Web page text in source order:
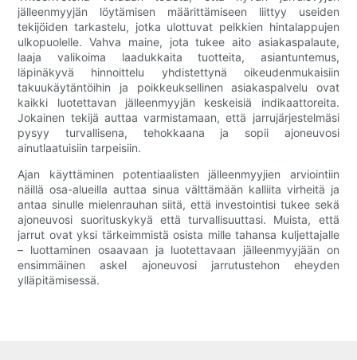
jälleenmyyjän löytämisen määrittämiseen liittyy useiden
tekijöiden tarkastelu, jotka ulottuvat pelkkien hintalappujen
ulkopuolelle. Vahva maine, jota tukee aito asiakaspalaute,
laaja valikoima laadukkaita tuotteita, asiantuntemus,
läpinäkyvä hinnoittelu yhdistettynä oikeudenmukaisiin
takuukäytäntöihin ja poikkeuksellinen asiakaspalvelu ovat
kaikki luotettavan jälleenmyyjän keskeisiä indikaattoreita.
Jokainen tekijä auttaa varmistamaan, että jarrujärjestelmäsi
pysyy turvallisena, tehokkaana ja sopii ajoneuvosi
ainutlaatuisiin tarpeisiin.
Ajan käyttäminen potentiaalisten jälleenmyyjien arviointiin
näillä osa-alueilla auttaa sinua välttämään kalliita virheitä ja
antaa sinulle mielenrauhan siitä, että investointisi tukee sekä
ajoneuvosi suorituskykyä että turvallisuuttasi. Muista, että
jarrut ovat yksi tärkeimmistä osista mille tahansa kuljettajalle
– luottaminen osaavaan ja luotettavaan jälleenmyyjään on
ensimmäinen askel ajoneuvosi jarrutustehon eheyden
ylläpitämisessä.